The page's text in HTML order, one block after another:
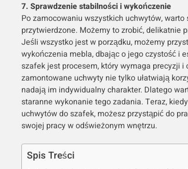
7. Sprawdzenie stabilności i wykończenie
Po zamocowaniu wszystkich uchwytów,
przytwierdzone. Możemy to zrobić, delikatnie
Jeśli wszystko jest w porządku, możemy
wykończenia mebla, dbając o jego czystość i
szafek jest procesem, który wymaga precyzji i
zamontowane uchwyty nie tylko ułatwiają
nadają im indywidualny charakter. Dlatego
staranne wykonanie tego zadania. Teraz,
uchwytów do szafek, możesz przystąpić do
swojej pracy w odświeżonym wnętrzu.
Spis Treści